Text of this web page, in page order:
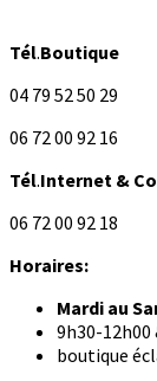
Tél.Boutique
04 79 52 50 29
06 72 00 92 16
Tél.Internet &
06 72 00 92 18
Horaires:
Mardi au
9h30-12h00
boutique